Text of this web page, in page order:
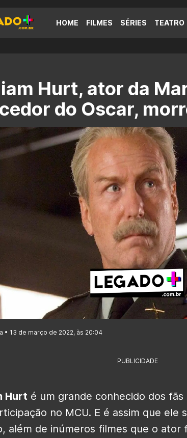
HOME FILMES SÉRIES TEATRO
Hurt, ator da
do Oscar,
• 13 de março de 2022, às 20:04
PUBLICIDADE
Hurt é um grande conhecido dos fãs
no MCU. E é assim que ele
além de inúmeros filmes que o ator